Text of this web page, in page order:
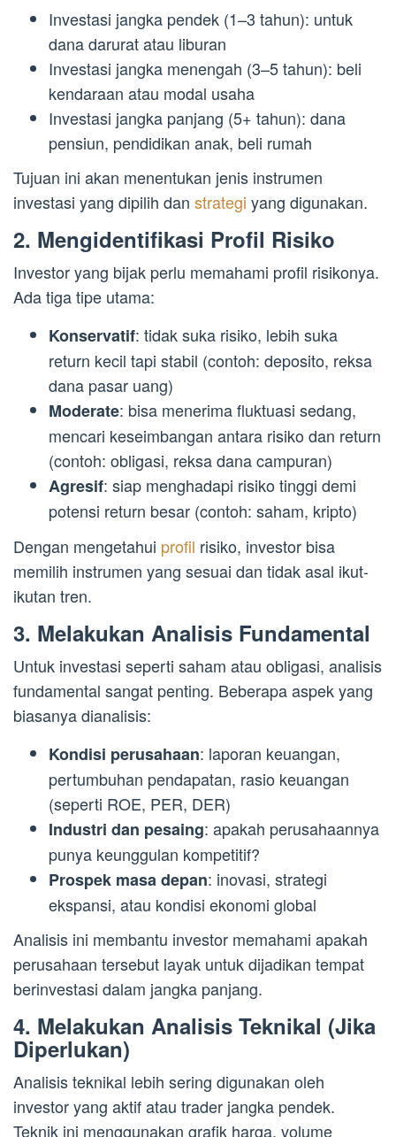
Investasi jangka pendek (1–3 tahun): untuk
dana darurat atau liburan
Investasi jangka menengah (3–5 tahun): beli
kendaraan atau modal usaha
Investasi jangka panjang (5+ tahun): dana
pensiun, pendidikan anak, beli rumah
Tujuan ini akan menentukan jenis instrumen
investasi yang dipilih dan strategi yang digunakan.
2. Mengidentifikasi Profil Risiko
Investor yang bijak perlu memahami profil risikonya.
Ada tiga tipe utama:
Konservatif: tidak suka risiko, lebih suka
return kecil tapi stabil (contoh: deposito, reksa
dana pasar uang)
Moderate: bisa menerima fluktuasi sedang,
mencari keseimbangan antara risiko dan return
(contoh: obligasi, reksa dana campuran)
Agresif: siap menghadapi risiko tinggi demi
potensi return besar (contoh: saham, kripto)
Dengan mengetahui profil risiko, investor bisa
memilih instrumen yang sesuai dan tidak asal ikut-
ikutan tren.
3. Melakukan Analisis Fundamental
Untuk investasi seperti saham atau obligasi, analisis
fundamental sangat penting. Beberapa aspek yang
biasanya dianalisis:
Kondisi perusahaan: laporan keuangan,
pertumbuhan pendapatan, rasio keuangan
(seperti ROE, PER, DER)
Industri dan pesaing: apakah perusahaannya
punya keunggulan kompetitif?
Prospek masa depan: inovasi, strategi
ekspansi, atau kondisi ekonomi global
Analisis ini membantu investor memahami apakah
perusahaan tersebut layak untuk dijadikan tempat
berinvestasi dalam jangka panjang.
4. Melakukan Analisis Teknikal (Jika
Diperlukan)
Analisis teknikal lebih sering digunakan oleh
investor yang aktif atau trader jangka pendek.
Teknik ini menggunakan grafik harga, volume